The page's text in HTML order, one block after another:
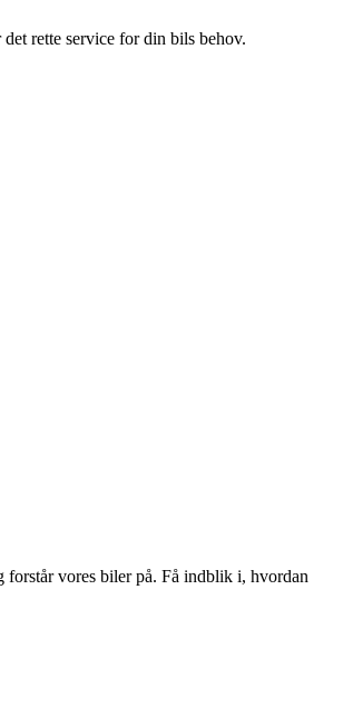
rette service for din bils behov.
vores biler på. Få indblik i, hvordan